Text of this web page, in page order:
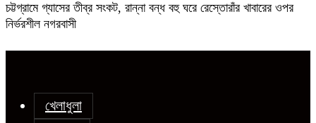
চট্টগ্রামে গ্যাসের তীব্র সংকট, রান্না বন্ধ বহু ঘরে রেস্তোরাঁর খাবারের ওপর
নির্ভরশীল নগরবাসী
খেলাধুলা